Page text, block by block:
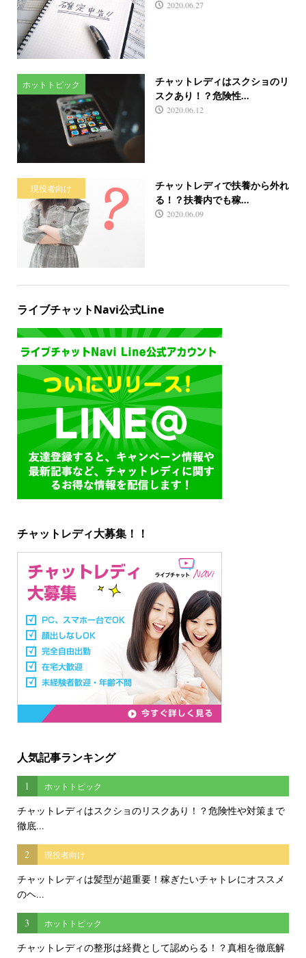
2020.06.27
ホットトピック
チャットレディはスクショのリ
スクあり！？危険性...
2020.06.12
現役者向け
チャットレディで扶養から外れ
る！？扶養内でも稼...
2020.06.09
ライブチャットNavi公式Line
チャットレディ大募集！！
人気記事ランキング
1 ホットトピック
チャットレディはスクショのリスクあり！？危険性や対策まで
徹底...
2 現役者向け
チャットレディは髪型が超重要！稼ぎたいチャトレにオススメ
のヘ...
3 ホットトピック
チャットレディの整形は経費として認めらる！？真相を徹底解